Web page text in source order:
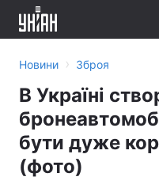
Новини › Зброя
В Україні
бути дуже
(фото)